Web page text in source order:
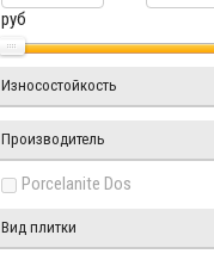
руб
Износостойкость
Производитель
Porcelanite Dos
Вид плитки